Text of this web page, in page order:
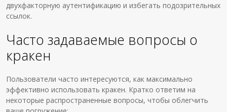
двухфакторную аутентификацию и избегать подозрительных
ссылок.
Часто задаваемые вопросы о
кракен
Пользователи часто интересуются, как максимально
эффективно использовать кракен. Кратко ответим на
некоторые распространенные вопросы, чтобы облегчить